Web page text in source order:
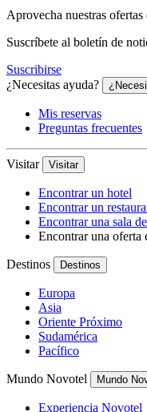
Aprovecha nuestras ofertas
Suscríbete al boletín de
Suscribirse
¿Necesitas ayuda?
Mis reservas
Preguntas frecuentes
Visitar Visitar
Encontrar un hotel
Encontrar un
Encontrar una sala
Encontrar una oferta
Destinos Destinos
Europa
Asia
Oriente Próximo
Sudamérica
Pacífico
Mundo Novotel Mundo
Experiencia Novotel